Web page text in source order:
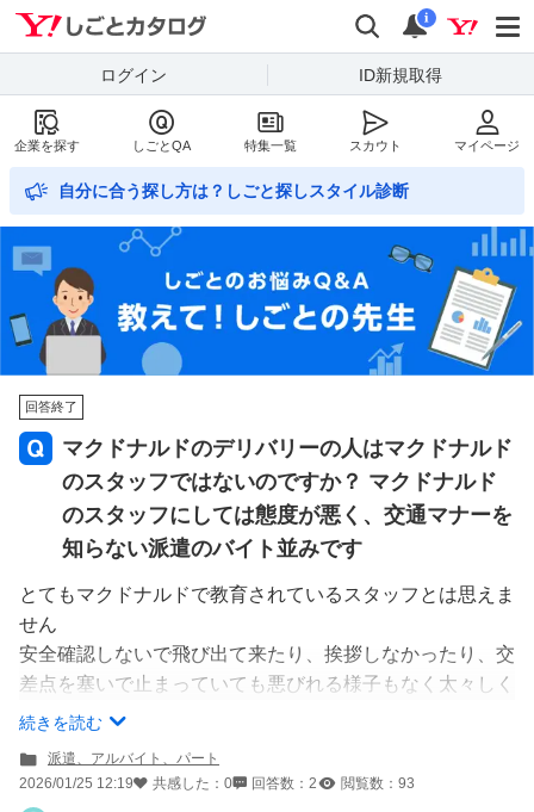
Yahoo!しごとカタログ
検索
通知
i
ログイン ID新規取得
企業を探す しごとQA 特集一覧 スカウト マイページ
自分に合う探し方は？しごと探しスタイル診断
回答終了
マクドナルドのデリバリーの人はマクドナルド
のスタッフではないのですか？ マクドナルド
のスタッフにしては態度が悪く、交通マナーを
知らない派遣のバイト並みです
とてもマクドナルドで教育されているスタッフとは思えま
せん
安全確認しないで飛び出て来たり、挨拶しなかったり、交
差点を塞いで止まっていても悪びれる様子もなく太々しく
どこうともしません
出しているんでしょうか
続きを読む
派遣、アルバイト、パート
2026/01/25 12:19
共感した： 0 回答数： 2 閲覧数： 93